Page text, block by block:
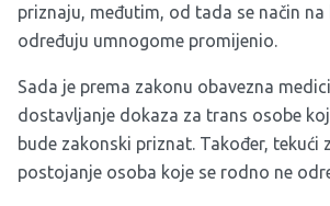
priznaju, međutim, od tada se način na
određuju umnogome promijenio.
Sada je prema zakonu obavezna
dostavljanje dokaza za trans osobe
bude zakonski priznat. Također, tekući
postojanje osoba koje se rodno ne